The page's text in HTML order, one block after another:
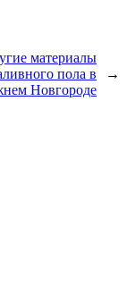
материалы
пола в
Новгороде
→